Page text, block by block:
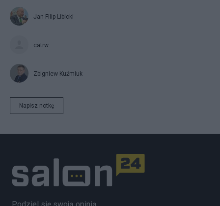
Jan Filip Libicki
catrw
Zbigniew Kuźmiuk
Napisz notkę